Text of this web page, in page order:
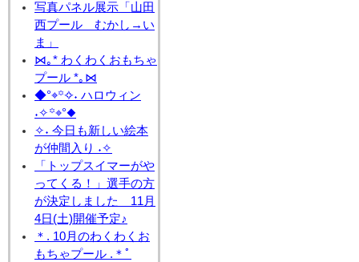
写真パネル展示「山田
西プール むかし→い
ま」
⋈｡* わくわくおもちゃ
プール *｡⋈
◆°⌖꙳✧˖ ハロウィン
˖✧꙳⌖°◆
✧˖ 今日も新しい絵本
が仲間入り ˖✧
「トップスイマーがや
ってくる！」選手の方
が決定しました 11月
4日(土)開催予定♪
＊. 10月のわくわくお
もちゃプール .＊ﾟ